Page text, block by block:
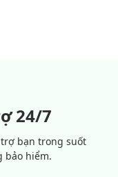
24/7
bạn trong suốt
bảo hiểm.